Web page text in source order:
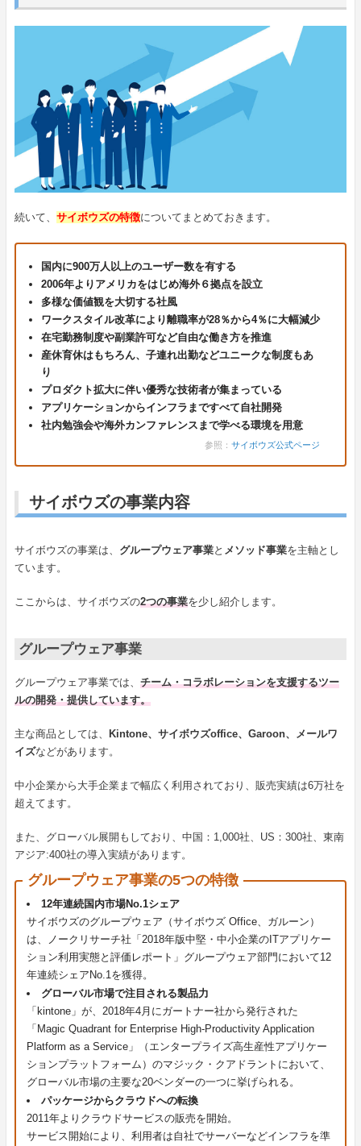
続いて、 サイボウズの特徴についてまとめておきます。
国内に900万人以上のユーザー数を有する
2006年よりアメリカをはじめ海外６拠点を設立
多様な価値観を大切する社風
ワークスタイル改革により離職率が28％から4％に大幅減少
在宅勤務制度や副業許可など自由な働き方を推進
産休育休はもちろん、子連れ出勤などユニークな制度もあ
り
プロダクト拡大に伴い優秀な技術者が集まっている
アプリケーションからインフラまですべて自社開発
社内勉強会や海外カンファレンスまで学べる環境を用意
参照：サイボウズ公式ページ
サイボウズの事業内容
サイボウズの事業は、 グループウェア事業と メソッド事業を主軸とし
ています。
ここからは、サイボウズの2つの事業を少し紹介します。
グループウェア事業
グループウェア事業では、 チーム・コラボレーションを支援するツー
ルの開発・提供しています。
主な商品としては、 Kintone、サイボウズoffice、Garoon、メールワ
イズなどがあります。
中小企業から大手企業まで幅広く利用されており、販売実績は6万社を
超えてます。
また、グローバル展開もしており、中国：1,000社、US：300社、東南
アジア:400社の導入実績があります。
グループウェア事業の5つの特徴
12年連続国内市場No.1シェア
サイボウズのグループウェア（サイボウズ Office、ガルーン）
は、ノークリサーチ社「2018年版中堅・中小企業のITアプリケー
ション利用実態と評価レポート」グループウェア部門において12
年連続シェアNo.1を獲得。
グローバル市場で注目される製品力
「kintone」が、2018年4月にガートナー社から発行された
「Magic Quadrant for Enterprise High-Productivity Application
Platform as a Service」（エンタープライズ高生産性アプリケー
ションプラットフォーム）のマジック・クアドラントにおいて、
グローバル市場の主要な20ベンダーの一つに挙げられる。
パッケージからクラウドへの転換
2011年よりクラウドサービスの販売を開始。
サービス開始により、利用者は自社でサーバーなどインフラを準